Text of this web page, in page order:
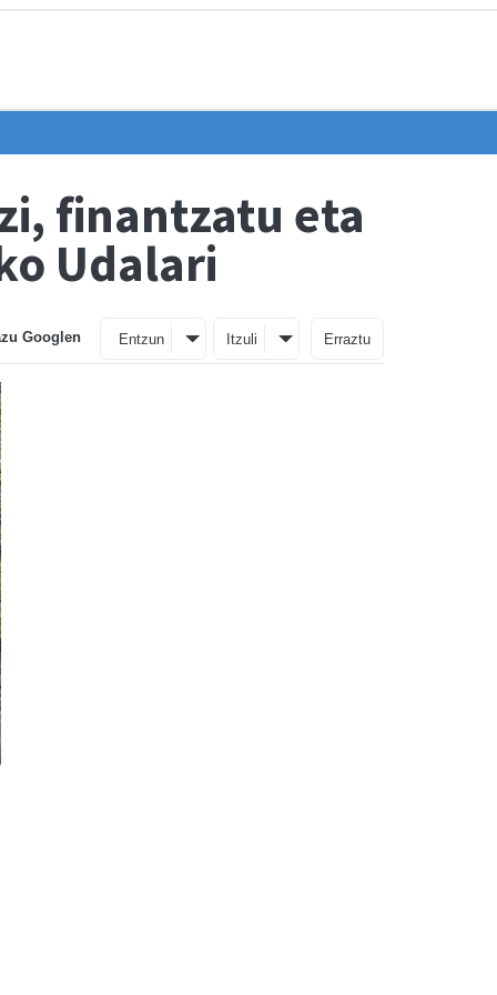
finantzatu eta
Udalari
Googlen Entzun Itzuli Erraztu